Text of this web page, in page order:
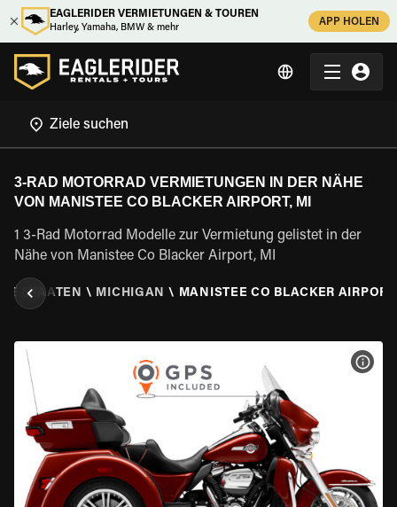
EAGLERIDER VERMIETUNGEN & TOUREN
Harley, Yamaha, BMW & mehr
APP HOLEN
3-RAD MOTORRAD VERMIETUNGEN IN DER NÄHE
VON MANISTEE CO BLACKER AIRPORT, MI
1 3-Rad Motorrad Modelle zur Vermietung gelistet in der
Nähe von Manistee Co Blacker Airport, MI
STAATEN \ MICHIGAN \ MANISTEE CO BLACKER